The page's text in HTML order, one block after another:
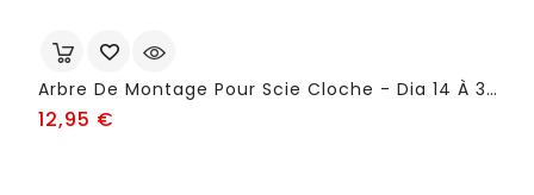
Arbre De Montage Pour Scie Cloche - Dia 14 À 30 Mm - FSN658
12,95 €